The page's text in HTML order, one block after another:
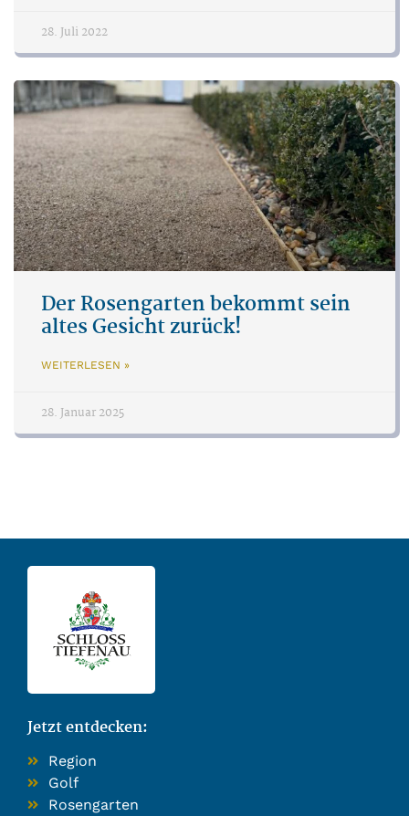
28. Juli 2022
Der Rosengarten bekommt sein
altes Gesicht zurück!
WEITERLESEN »
28. Januar 2025
Jetzt entdecken:
Region
Golf
Rosengarten